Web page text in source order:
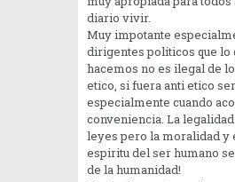
diario vivir.
Muy impotante
dirigentes politicos que lo
hacemos no es ilegal de
etico, si fuera anti etico
especialmente cuando
conveniencia. La
leyes pero la moralidad y
espiritu del ser humano
de la humanidad!